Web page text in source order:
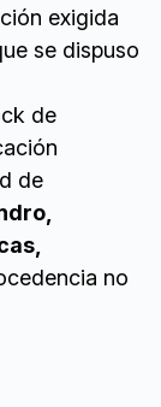
exigida
se dispuso
de
de
no